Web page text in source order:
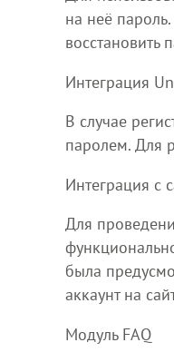
на неё
восстановить
Интеграция
В случае
паролем. Для
Интеграция с
Для
была
аккаунт на
Модуль FAQ